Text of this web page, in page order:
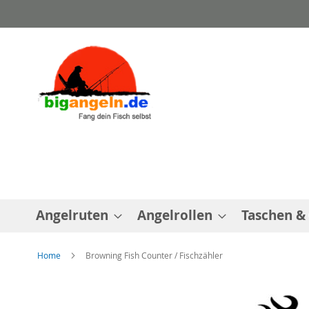
zum
Angelruten Angelrollen Taschen &
Home Browning Fish Counter / Fischzähler